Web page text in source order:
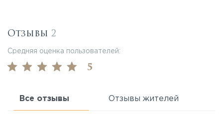
Отзывы 2
Средняя оценка пользователей:
5
Все отзывы Отзывы жителей